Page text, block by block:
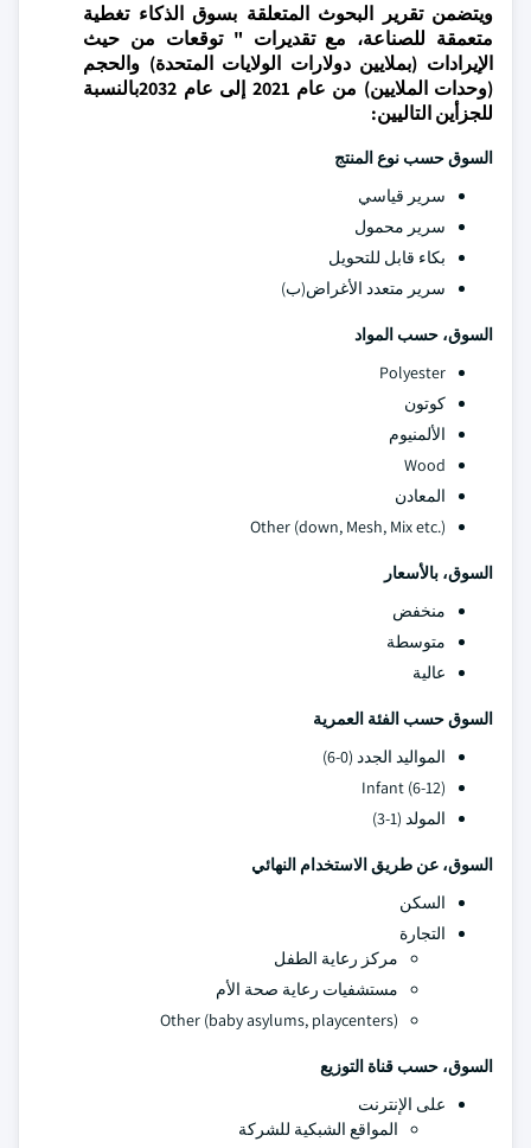
ويتضمن تقرير البحوث المتعلقة بسوق الذكاء تغطية
متعمقة للصناعة، مع تقديرات " توقعات من حيث
الإيرادات (بملايين دولارات الولايات المتحدة) والحجم
(وحدات الملايين) من عام 2021 إلى عام 2032بالنسبة
للجزأين التاليين:
السوق حسب نوع المنتج
سرير قياسي
سرير محمول
بكاء قابل للتحويل
سرير متعدد الأغراض(ب)
السوق، حسب المواد
Polyester
كوتون
الألمنيوم
Wood
المعادن
Other (down, Mesh, Mix etc.)
السوق، بالأسعار
منخفض
متوسطة
عالية
السوق حسب الفئة العمرية
المواليد الجدد (0-6)
Infant (6-12)
المولد (1-3)
السوق، عن طريق الاستخدام النهائي
السكن
التجارة
مركز رعاية الطفل
مستشفيات رعاية صحة الأم
Other (baby asylums, playcenters)
السوق، حسب قناة التوزيع
على الإنترنت
المواقع الشبكية للشركة